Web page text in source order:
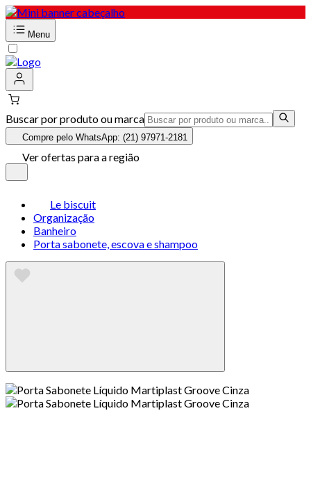
Menu
Buscar por produto ou marca
Compre pelo WhatsApp: (21) 97971-2181
Ver ofertas para a região
Le biscuit
Organização
Banheiro
Porta sabonete, escova e shampoo